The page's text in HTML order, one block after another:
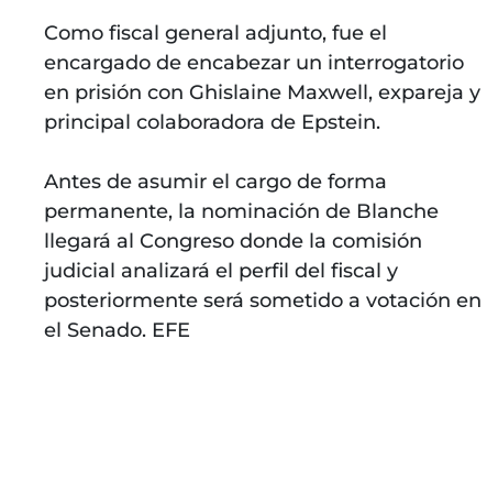
Como fiscal general adjunto, fue el
encargado de encabezar un interrogatorio
en prisión con Ghislaine Maxwell, expareja y
principal colaboradora de Epstein.
Antes de asumir el cargo de forma
permanente, la nominación de Blanche
llegará al Congreso donde la comisión
judicial analizará el perfil del fiscal y
posteriormente será sometido a votación en
el Senado. EFE